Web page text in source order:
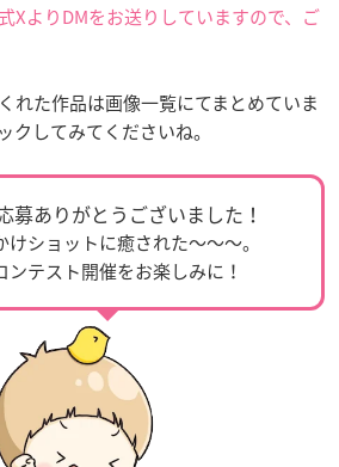
XよりDMをお送りしていますので、ご
れた作品は画像一覧にてまとめていま
クしてみてくださいね。
募ありがとうございました！
ショットに癒された〜〜〜。
ンテスト開催をお楽しみに！